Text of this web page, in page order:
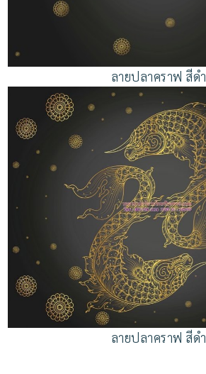
ลายปลาคราฟ สีดำ
ลายปลาคราฟ สีดำ